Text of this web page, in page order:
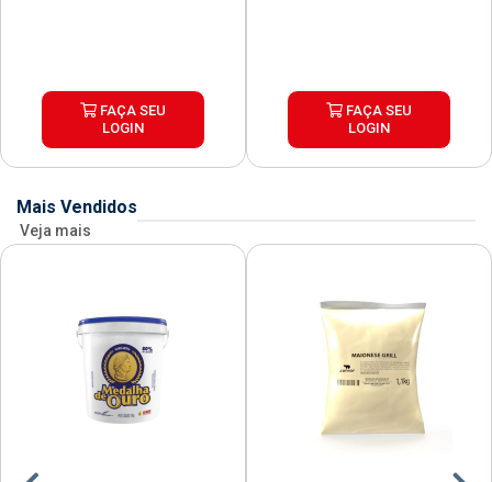
FAÇA SEU
LOGIN
FAÇA SEU
LOGIN
Mais Vendidos
Veja mais